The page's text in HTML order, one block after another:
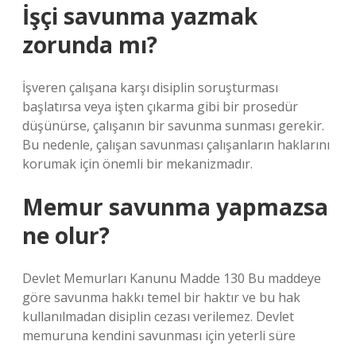
İşçi savunma yazmak
zorunda mı?
İşveren çalışana karşı disiplin soruşturması
başlatırsa veya işten çıkarma gibi bir prosedür
düşünürse, çalışanın bir savunma sunması gerekir.
Bu nedenle, çalışan savunması çalışanların haklarını
korumak için önemli bir mekanizmadır.
Memur savunma yapmazsa
ne olur?
Devlet Memurları Kanunu Madde 130 Bu maddeye
göre savunma hakkı temel bir haktır ve bu hak
kullanılmadan disiplin cezası verilemez. Devlet
memuruna kendini savunması için yeterli süre